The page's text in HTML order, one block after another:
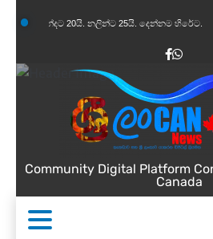
to20යි. නලින්ට 25යි. දෙන්නම හිරේට.
Community Digital Platform
Canada